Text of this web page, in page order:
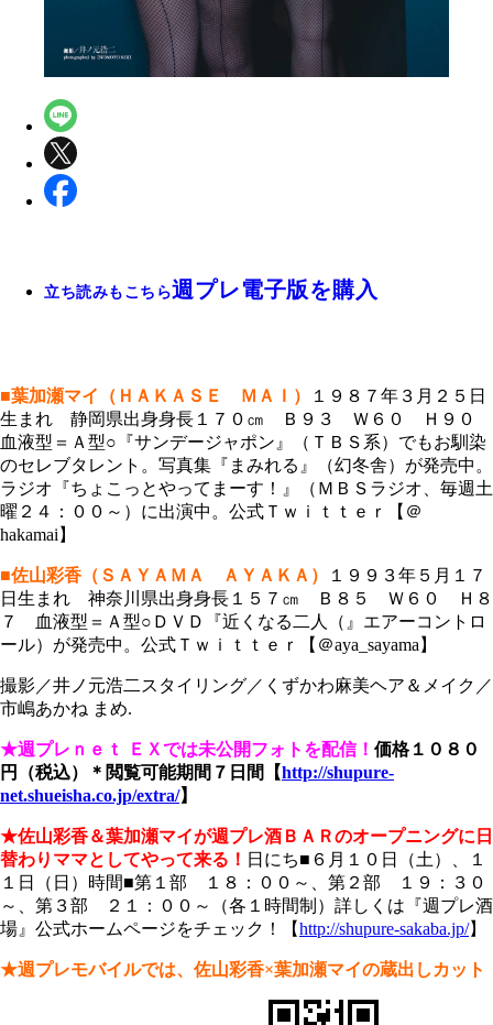
立ち読みもこちら週プレ電子版を購入
■葉加瀬マイ（ＨＡＫＡＳＥ ＭＡＩ）
１９８７年３月２５日
生まれ 静岡県出身身長１７０㎝ Ｂ９３ Ｗ６０ Ｈ９０
血液型＝Ａ型○『サンデージャポン』（ＴＢＳ系）でもお馴染
のセレブタレント。写真集『まみれる』（幻冬舎）が発売中。
ラジオ『ちょこっとやってまーす！』（ＭＢＳラジオ、毎週土
曜２４：００～）に出演中。公式Ｔｗｉｔｔｅｒ【＠
hakamai】
■佐山彩香（ＳＡＹＡＭＡ ＡＹＡＫＡ）
１９９３年５月１７
日生まれ 神奈川県出身身長１５７㎝ Ｂ８５ Ｗ６０ Ｈ８
７ 血液型＝Ａ型○ＤＶＤ『近くなる二人（』エアーコントロ
ール）が発売中。公式Ｔｗｉｔｔｅｒ【＠aya_sayama】
撮影／井ノ元浩二スタイリング／くずかわ麻美ヘア＆メイク／
市嶋あかね まめ.
★週プレｎｅｔ ＥＸでは未公開フォトを配信！ 価格１０８０
円（税込）＊閲覧可能期間７日間
【http://shupure-
net.shueisha.co.jp/extra/】
★佐山彩香＆葉加瀬マイが週プレ酒ＢＡＲのオープニングに日
替わりママとしてやって来る！ 日にち■６月１０日（土）、１
１日（日）時間■第１部 １８：００～、第２部 １９：３０
～、第３部 ２１：００～（各１時間制）詳しくは『週プレ酒
場』公式ホームページをチェック！【http://shupure-sakaba.jp/】
★週プレモバイルでは、佐山彩香×葉加瀬マイの蔵出しカット